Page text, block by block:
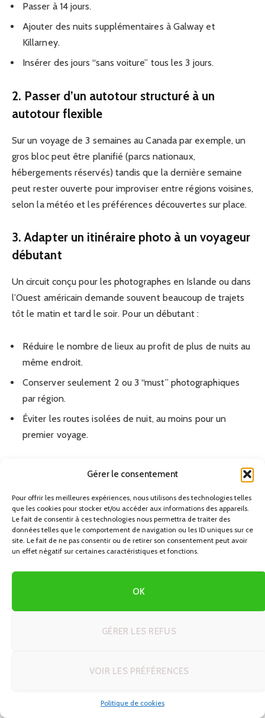
Gérer le consentement
Pour offrir les meilleures expériences, nous utilisons des technologies telles
que les cookies pour stocker et/ou accéder aux informations des appareils.
Le fait de consentir à ces technologies nous permettra de traiter des
données telles que le comportement de navigation ou les ID uniques sur ce
site. Le fait de ne pas consentir ou de retirer son consentement peut avoir
un effet négatif sur certaines caractéristiques et fonctions.
OK
GÉRER LES REFUS
VOIR LES PRÉFÉRENCES
Politique de cookies
Passer à 14 jours.
Ajouter des nuits supplémentaires à Galway et
Killarney.
Insérer des jours “sans voiture” tous les 3 jours.
2. Passer d’un autotour structuré à un
autotour flexible
Sur un voyage de 3 semaines au Canada par exemple, un
gros bloc peut être planifié (parcs nationaux,
hébergements réservés) tandis que la dernière semaine
peut rester ouverte pour improviser entre régions voisines,
selon la météo et les préférences découvertes sur place.
3. Adapter un itinéraire photo à un voyageur
débutant
Un circuit conçu pour les photographes en Islande ou dans
l’Ouest américain demande souvent beaucoup de trajets
tôt le matin et tard le soir. Pour un débutant :
Réduire le nombre de lieux au profit de plus de nuits au
même endroit.
Conserver seulement 2 ou 3 “must” photographiques
par région.
Éviter les routes isolées de nuit, au moins pour un
premier voyage.
Identifier clairement son profil avant de tracer la première
lequel les journées s’enchaînent de manière logique, sans
surcharge et sans frustration évitable. C’est la base d’un
autotour réellement adapté à vos besoins, et non calqué
sur celui du voisin.
Autotour en Afrique du Sud :
de la Route des Jardins au
de voyageurs et leurs
AUTRES ARTICLES QUI POURRAIENT